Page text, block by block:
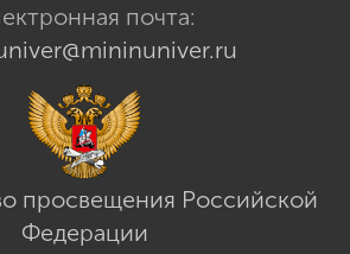
почта:
просвещения Российской
Федерации